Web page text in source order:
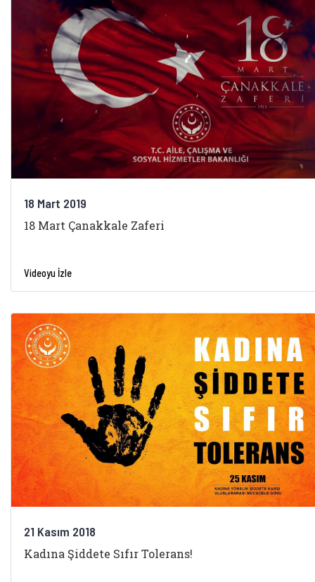
18 Mart 2019
18 Mart Çanakkale Zaferi
Videoyu İzle
21 Kasım 2018
Kadına Şiddete Sıfır Tolerans!